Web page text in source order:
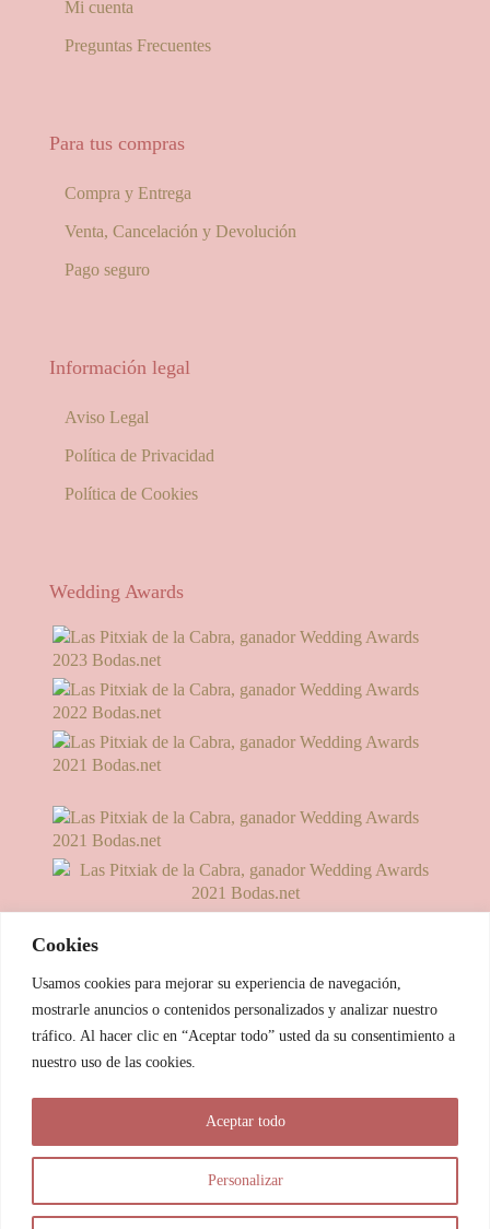
Cookies
Usamos cookies para mejorar su experiencia de navegación,
mostrarle anuncios o contenidos personalizados y analizar nuestro
tráfico. Al hacer clic en “Aceptar todo” usted da su consentimiento a
nuestro uso de las cookies.
Personalizar
Aceptar todo
Mi cuenta
Preguntas Frecuentes
Para tus compras
Compra y Entrega
Venta, Cancelación y Devolución
Pago seguro
Información legal
Aviso Legal
Política de Privacidad
Política de Cookies
Wedding Awards
© 2025 Las Pitxiak de la Cabra
María Temprano Sanjurjo | C/ Río Aliste nº 2B, 49190, Morales
del Vino - Zamora
atención: De 9.00 a 21.00 horas (vía Whatsapp)